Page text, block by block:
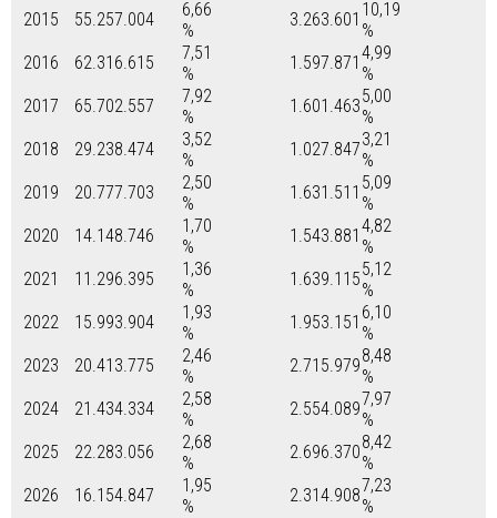
2015
55.257.004
6,66
%
3.263.601 10,19
%
2016
62.316.615
7,51
%
1.597.871 4,99
%
2017
65.702.557
7,92
%
1.601.4635,00
%
2018
29.238.474
3,52
%
1.027.8473,21
%
2019
20.777.703
2,50
%
1.631.511 5,09
%
2020
14.148.746
1,70
%
1.543.881 4,82
%
2021
11.296.395
1,36
%
1.639.1155,12
%
2022
15.993.904
1,93
%
1.953.151 6,10
%
2023
20.413.775
2,46
%
2.715.9798,48
%
2024
21.434.334
2,58
%
2.554.0897,97
%
2025
22.283.056
2,68
%
2.696.3708,42
%
2026
16.154.847
1,95
%
2.314.9087,23
%